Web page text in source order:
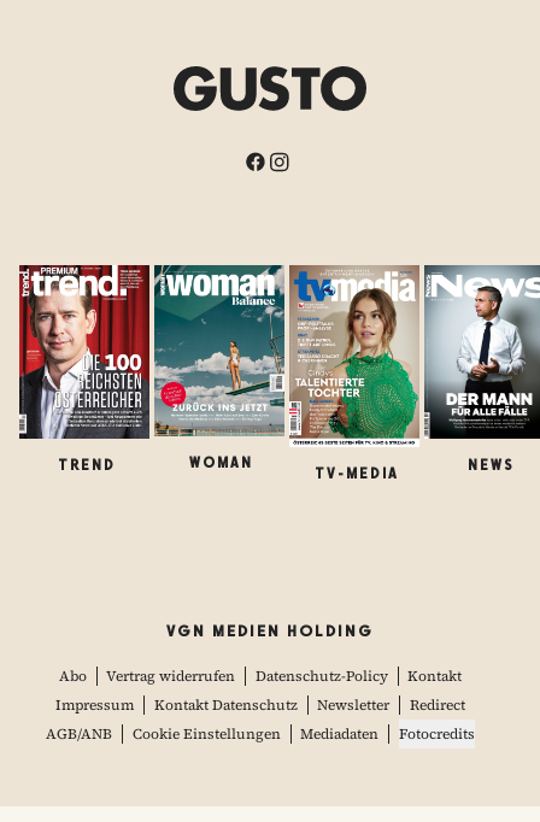
TREND WOMAN
TV-MEDIA
NEWS
VGN MEDIEN HOLDING
Abo Vertrag widerrufen Datenschutz-Policy
Kontakt
Impressum
Kontakt Datenschutz Newsletter
Redirect
AGB/ANB
Cookie Einstellungen Mediadaten Fotocredits